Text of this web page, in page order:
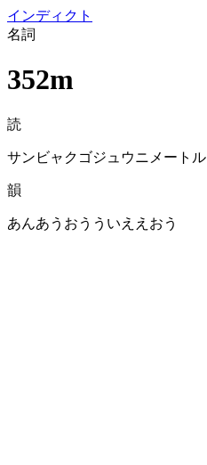
インディクト
名詞
352m
読
サンビャクゴジュウニメートル
韻
あんあうおうういええおう